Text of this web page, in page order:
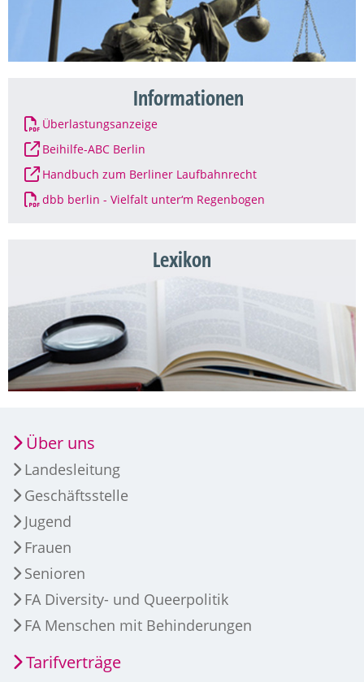
Informationen
Überlastungsanzeige
Beihilfe-ABC Berlin
Handbuch zum Berliner Laufbahnrecht
dbb berlin - Vielfalt unter‘m Regenbogen
Lexikon
Über uns
Landesleitung
Geschäftsstelle
Jugend
Frauen
Senioren
FA Diversity- und Queerpolitik
FA Menschen mit Behinderungen
Tarifverträge